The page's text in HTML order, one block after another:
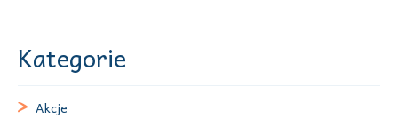
Kategorie
Akcje